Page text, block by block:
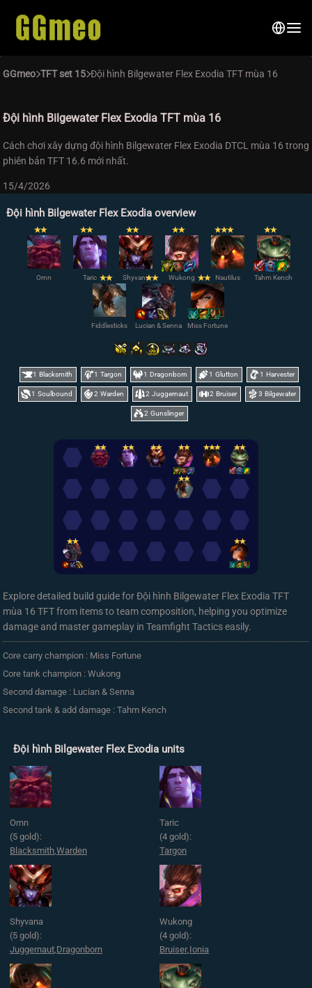
GGmeo TFT set 15 Đội hình Bilgewater Flex Exodia TFT mùa 16
Đội hình Bilgewater Flex Exodia TFT mùa 16
Cách chơi xây dựng đội hình Bilgewater Flex Exodia DTCL mùa 16 trong
phiên bản TFT 16.6 mới nhất.
15/4/2026
Đội hình Bilgewater Flex Exodia overview
✭✭
Ornn
✭✭
Taric
✭✭
Shyvana
✭✭
Wukong
✭✭✭
Nautilus
✭✭
Tahm Kench
✭✭
Fiddlesticks
✭✭
Lucian & Senna
✭✭
Miss Fortune
1 Blacksmith 1 Targon 1 Dragonborn 1 Glutton 1 Harvester
1 Soulbound 2 Warden 2 Juggernaut 2 Bruiser 3 Bilgewater
2 Gunslinger
✭✭ ✭✭ ✭✭ ✭✭ ✭✭✭ ✭✭
✭✭
✭✭ ✭✭
Explore detailed build guide for Đội hình Bilgewater Flex Exodia TFT
mùa 16 TFT from items to team composition, helping you optimize
damage and master gameplay in Teamfight Tactics easily.
Core carry champion : Miss Fortune
Core tank champion : Wukong
Second damage : Lucian & Senna
Second tank & add damage : Tahm Kench
Đội hình Bilgewater Flex Exodia units
Ornn
(5 gold):
Blacksmith,Warden
Taric
(4 gold):
Targon
Shyvana
(5 gold):
Juggernaut,Dragonborn
Wukong
(4 gold):
Bruiser,Ionia